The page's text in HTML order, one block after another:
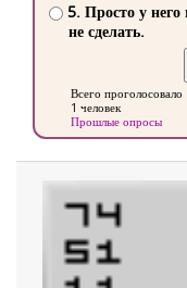
5. Просто у
не сделать.
Всего проголосовало
1 человек
Прошлые опросы